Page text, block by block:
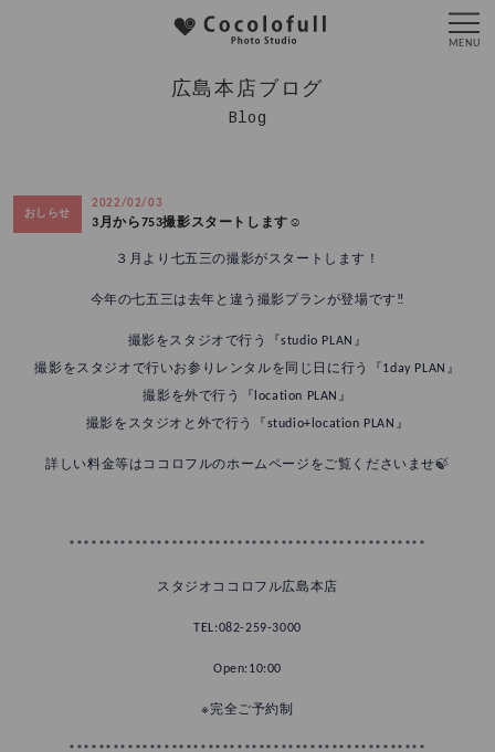
広島本店ブログ
Blog
おしらせ
2022/02/03
3月から753撮影スタートします☺️
３月より七五三の撮影がスタートします！
今年の七五三は去年と違う撮影プランが登場です‼
撮影をスタジオで行う『studio PLAN』
撮影をスタジオで行いお参りレンタルを同じ日に行う『1day PLAN』
撮影を外で行う『location PLAN』
撮影をスタジオと外で行う『studio+location PLAN』
詳しい料金等はココロフルのホームページをご覧くださいませ🍃
*************************************************
スタジオココロフル広島本店
TEL:082-259-3000
Open:10:00
※完全ご予約制